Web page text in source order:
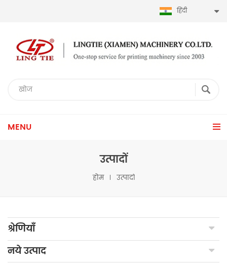
हिंदी
MENU
उत्पादों
होम उत्पादों
श्रेणियाँ
नये उत्पाद